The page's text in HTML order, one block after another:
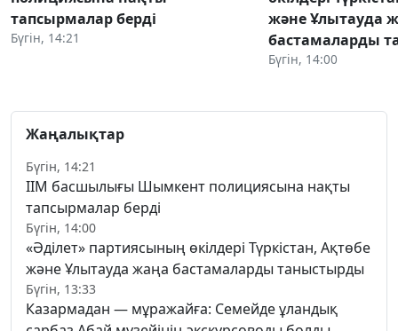
тапсырмалар берді
Бүгін, 14:21
және Ұлытауда
бастамаларды
Бүгін, 14:00
Жаңалықтар
Бүгін, 14:21
ІІМ басшылығы Шымкент полициясына нақты
тапсырмалар берді
Бүгін, 14:00
«Әділет» партиясының өкілдері Түркістан, Ақтөбе
және Ұлытауда жаңа бастамаларды таныстырды
Бүгін, 13:33
Казармадан — мұражайға: Семейде ұландық